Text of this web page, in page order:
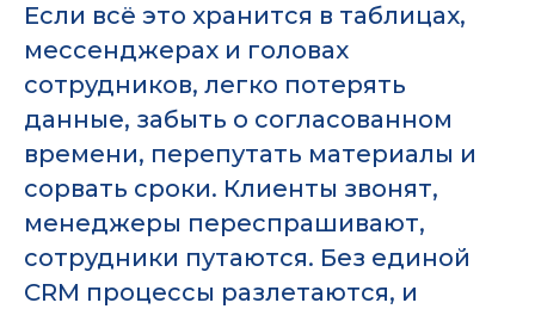
Если всё это хранится в таблицах,
мессенджерах и головах
сотрудников, легко потерять
данные, забыть о согласованном
времени, перепутать материалы и
сорвать сроки. Клиенты звонят,
менеджеры переспрашивают,
сотрудники путаются. Без единой
CRM процессы разлетаются, и